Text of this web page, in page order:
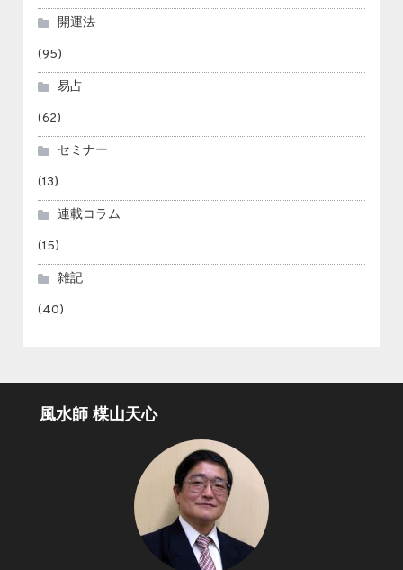
開運法
(95)
易占
(62)
セミナー
(13)
連載コラム
(15)
雑記
(40)
風水師 楳山天心